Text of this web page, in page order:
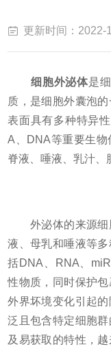
更新时间：2022-
细胞外泌体是
质，是细胞外囊泡
表面具有多种特异
A、DNA等重要生物
脊液、唾液、乳汁、
外泌体的来源细
液、母乳和唾液等
括DNA、RNA、
性物质，同时保护
外界坏境变化引起
泛且包含特定细胞
及易获取的特性，